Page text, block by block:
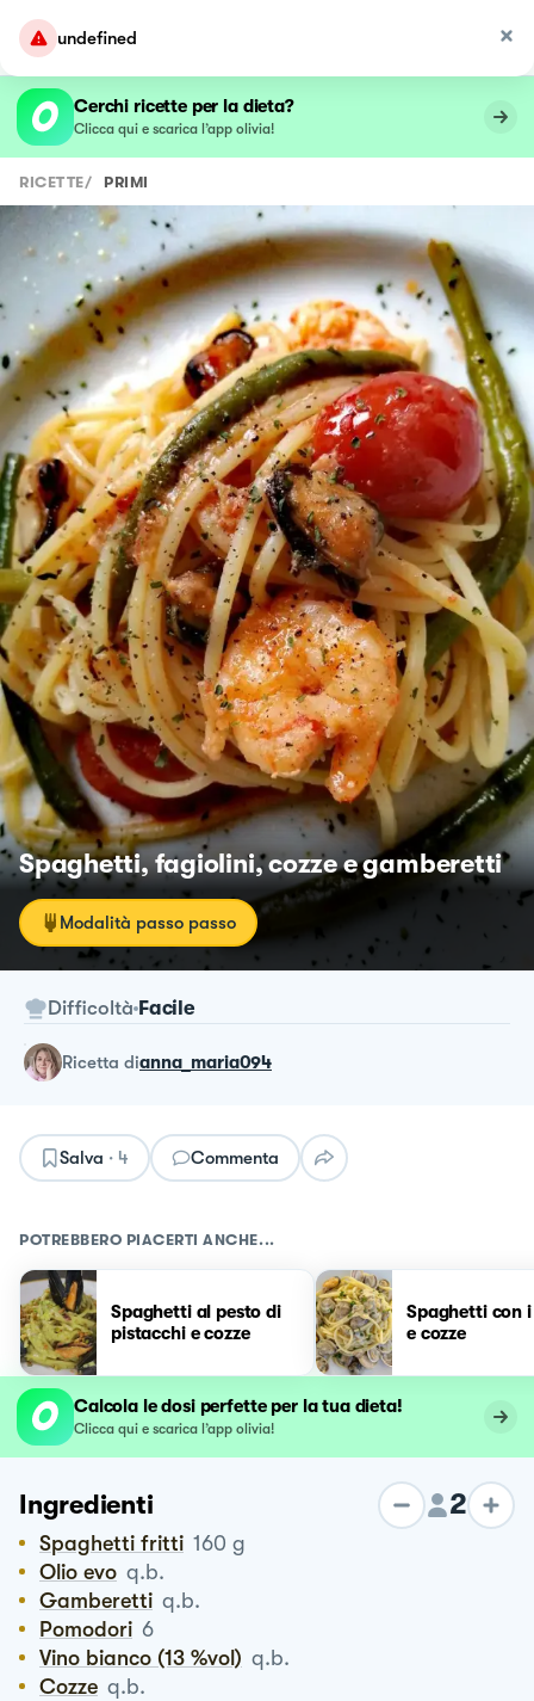
undefined
Cerchi ricette per la dieta?
Clicca qui e scarica l’app olivia!
RICETTE/ PRIMI
Spaghetti, fagiolini, cozze e gamberetti
Modalità passo passo
Difficoltà Facile
ricetta dianna_maria094
Salva · 4 Commenta
POTREBBERO PIACERTI ANCHE...
Spaghetti al pesto di
pistacchi e cozze
Spaghetti con
e cozze
Calcola le dosi perfette per la tua dieta!
Clicca qui e scarica l’app olivia!
Ingredienti 2
Spaghetti fritti 160 g
Olio evo q.b.
Gamberetti q.b.
Pomodori 6
Vino bianco (13 %vol) q.b.
Cozze q.b.